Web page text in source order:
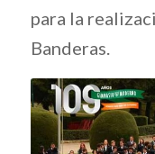
para la
Banderas.